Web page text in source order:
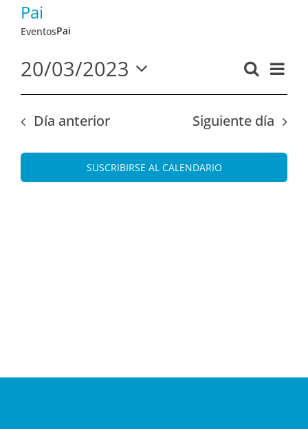
Pai
EventosPai
de
y
Buscar
de
Día
20/03/2023
Seleccionar
fecha.
Día anterior Siguiente día
SUSCRIBIRSE AL CALENDARIO